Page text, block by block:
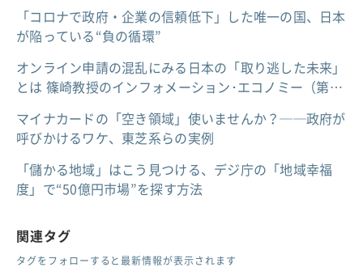
「コロナで政府・企業の信頼低下」した唯一の国、日本
が陥っている“負の循環”
オンライン申請の混乱にみる日本の「取り逃した未来」
とは 篠崎教授のインフォメーション･エコノミー（第…
マイナカードの「空き領域」使いませんか？──政府が
呼びかけるワケ、東芝系らの実例
「儲かる地域」はこう見つける、デジ庁の「地域幸福
度」で“50億円市場”を探す方法
関連タグ
タグをフォローすると最新情報が表示されます